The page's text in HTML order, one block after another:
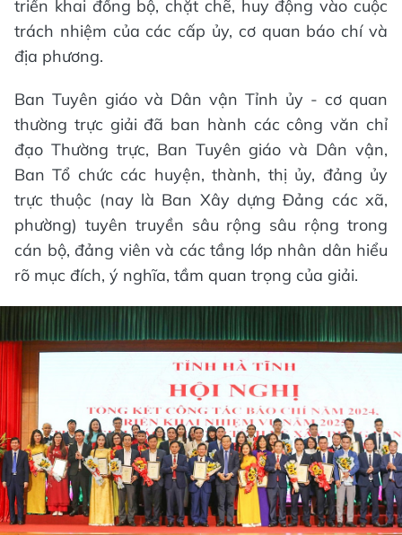
triển khai đồng bộ, chặt chẽ, huy động vào cuộc
trách nhiệm của các cấp ủy, cơ quan báo chí và
địa phương.
Ban Tuyên giáo và Dân vận Tỉnh ủy - cơ quan
thường trực giải đã ban hành các công văn chỉ
đạo Thường trực, Ban Tuyên giáo và Dân vận,
Ban Tổ chức các huyện, thành, thị ủy, đảng ủy
trực thuộc (nay là Ban Xây dựng Đảng các xã,
phường) tuyên truyền sâu rộng sâu rộng trong
cán bộ, đảng viên và các tầng lớp nhân dân hiểu
rõ mục đích, ý nghĩa, tầm quan trọng của giải.